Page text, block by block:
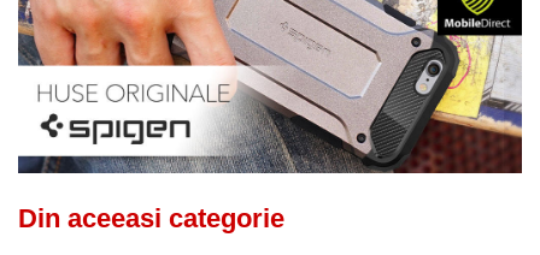
Din aceeasi categorie